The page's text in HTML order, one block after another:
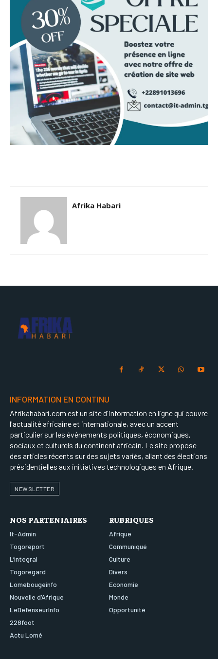
Afrika Habari
INFORMATION EN CONTINU
Afrikahabari.com est un site d'information en ligne qui couvre
l'actualité africaine et internationale, avec un accent
particulier sur les événements politiques, économiques,
sociaux et culturels du continent africain. Le site propose
des articles récents sur des sujets variés, allant des élections
présidentielles aux initiatives technologiques en Afrique.
NEWSLETTER
NOS PARTENIAIRES
It-Admin
Togoreport
L’integral
Togoregard
Lomebougeinfo
Nouvelle d’Afrique
LeDefenseurInfo
228foot
Actu Lomé
RUBRIQUES
Afrique
Communiqué
Culture
Divers
Economie
Monde
Opportunité